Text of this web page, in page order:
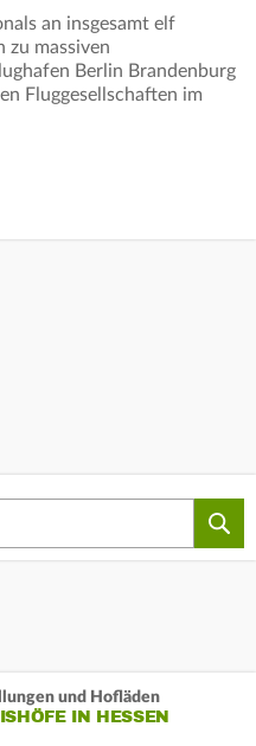
an insgesamt elf
zu massiven
Berlin Brandenburg
Fluggesellschaften im
und Hofläden
IN HESSEN